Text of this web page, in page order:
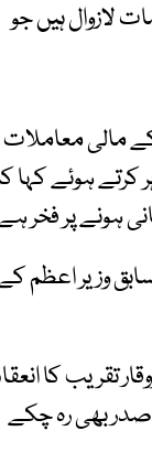
لازوال ہیں جو
مالی معاملات
ہوئے کہا
ہونے پر فخر
وزیر اعظم
تقریب کا
صدر بھی رہ چکے